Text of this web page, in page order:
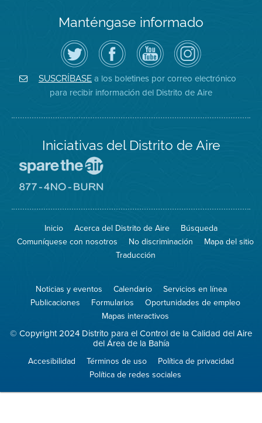
Manténgase informado
Siga
el
Distrito
de
Aire
en
Twitter
Visite
la
página
de
Facebook
del
Distrito
Canal
de
YouTube
del
Distrito
de
Aire
Air
District
on
Instagram
SUSCRÍBASE a los boletines por correo electrónico
para recibir información del Distrito de Aire
Iniciativas del Distrito de Aire
Spare
Air
el
aire)
sitio
8774
Burn
Inicio Acerca del Distrito de Aire
Búsqueda
Comuníquese con nosotros
No discriminación
Mapa del sitio
Traducción
Noticias y eventos Calendario
Servicios en línea
Publicaciones
Formularios
Oportunidades de empleo
Mapas interactivos
© Copyright 2024 Distrito para el Control de la Calidad del Aire
del Área de la Bahía
Accesibilidad Términos de uso
Política de privacidad
Política de redes sociales